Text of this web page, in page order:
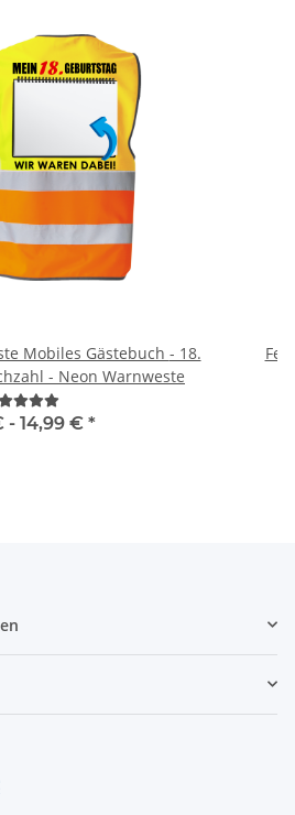
Gästebuch - 18.
- Neon Warnweste
- 14,99 € *